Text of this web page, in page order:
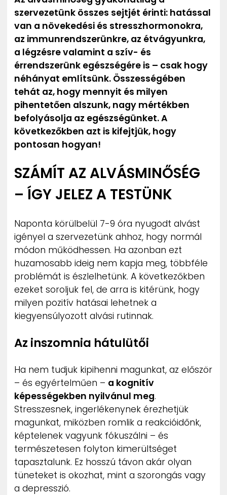
szervezetünk összes sejtjét érinti: hatással
van a növekedési és stresszhormonokra,
az immunrendszerünkre, az étvágyunkra,
a légzésre valamint a szív- és
érrendszerünk egészségére is – csak hogy
néhányat említsünk. Összességében
tehát az, hogy mennyit és milyen
pihentetően alszunk, nagy mértékben
befolyásolja az egészségünket. A
következőkben azt is kifejtjük, hogy
pontosan hogyan!
SZÁMÍT AZ ALVÁSMINŐSÉG
– ÍGY JELEZ A TESTÜNK
Naponta körülbelül 7-9 óra nyugodt alvást
igényel a szervezetünk ahhoz, hogy normál
módon működhessen. Ha azonban ezt
huzamosabb ideig nem kapja meg, többféle
problémát is észlelhetünk. A következőkben
ezeket soroljuk fel, de arra is kitérünk, hogy
milyen pozitív hatásai lehetnek a
kiegyensúlyozott alvási rutinnak.
Az inszomnia hátulütői
Ha nem tudjuk kipihenni magunkat, az először
– és egyértelműen – a kognitív
képességekben nyilvánul meg.
Stresszesnek, ingerlékenynek érezhetjük
magunkat, miközben romlik a reakcióidőnk,
képtelenek vagyunk fókuszálni – és
természetesen folyton kimerültséget
tapasztalunk. Ez hosszú távon akár olyan
tüneteket is okozhat, mint a szorongás vagy
a depresszió.